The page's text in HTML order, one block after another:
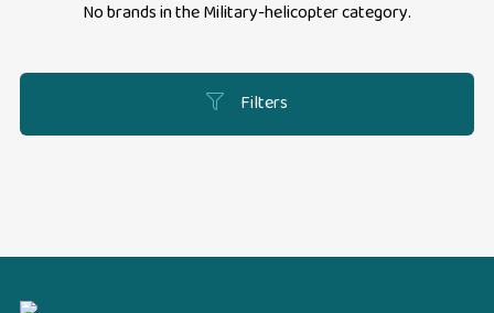
Filters
No brands in theMilitary-helicoptercategory.